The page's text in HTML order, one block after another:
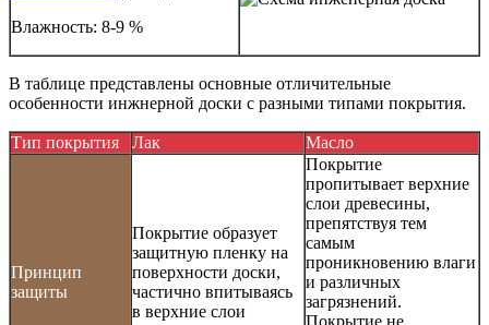
Влажность: 8-9 %
В таблице представлены основные отличительные
особенности инжнерной доски с разными типами покрытия.
Тип покрытия Лак Масло
Принцип
защиты
Покрытие образует
защитную пленку на
поверхности доски,
частично впитываясь
в верхние слои
Покрытие
пропитывает верхние
слои древесины,
препятствуя тем
самым
проникновению влаги
и различных
загрязнений.
Покрытие не